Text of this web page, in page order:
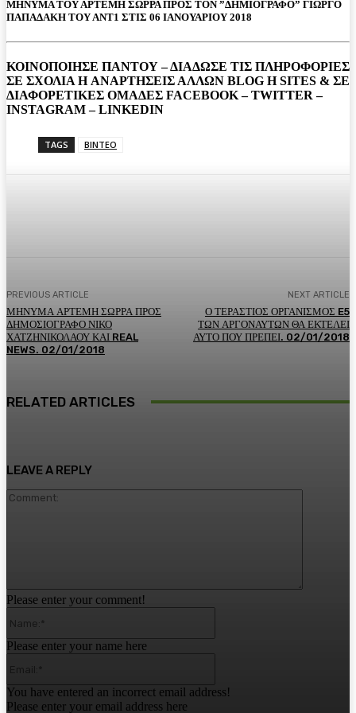
ΜΗΝΥΜΑ ΤΟΥ ΑΡΤΕΜΗ ΣΩΡΡΑ ΠΡΟΣ ΤΟΝ ”ΔΗΜΙΟΓΡΑΦΟ” ΓΙΩΡΓΟ
ΠΑΠΑΔΑΚΗ ΤΟΥ ΑΝΤ1 ΣΤΙΣ 06 ΙΑΝΟΥΑΡΙΟΥ 2018
ΚΟΙΝΟΠΟΙΗΣΕ ΠΑΝΤΟΥ – ΔΙΑΔΩΣΕ ΤΙΣ ΠΛΗΡΟΦΟΡΙΕΣ
ΣΕ ΣΧΟΛΙΑ H ΑΝAΡΤΗΣΕΙΣ ΑΛΛΩΝ BLOG H SITES & ΣΕ
ΔΙΑΦΟΡΕTIKEΣ ΟΜΑΔΕΣ FACEBOOK – TWITTER –
INSTAGRAM – LINKEDIN
TAGS ΒΙΝΤΕΟ
PREVIOUS ARTICLE
ΜΗΝΥΜΑ ΑΡΤΕΜΗ ΣΩΡΡΑ ΠΡΟΣ
ΔΗΜΟΣΙΟΓΡΑΦΟ ΝΙΚΟ
ΧΑΤΖΗΝΙΚΟΛΑΟΥ ΚΑΙ REAL
NEWS. 02/01/2018
NEXT ARTICLE
Ο ΤΕΡΑΣΤΙΟΣ ΟΡΓΑΝΙΣΜΟΣ E5
ΤΩΝ ΑΡΓΟΝΑΥΤΩΝ ΘΑ ΕΚΤΕΛΕΙ
ΑΥΤΟ ΠΟΥ ΠΡΕΠΕΙ. 02/01/2018
RELATED ARTICLES
LEAVE A REPLY
Please enter your comment!
Please enter your name here
You have entered an incorrect email address!
Please enter your email address here